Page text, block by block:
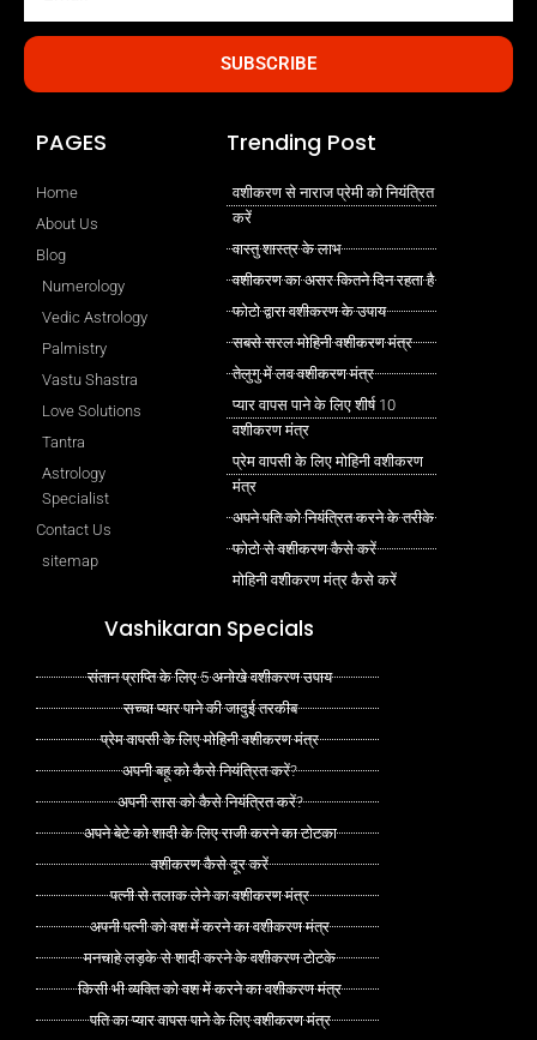
SUBSCRIBE
PAGES
Home
About Us
Blog
Numerology
Vedic Astrology
Palmistry
Vastu Shastra
Love Solutions
Tantra
Astrology
Specialist
Contact Us
sitemap
Trending Post
वशीकरण से नाराज प्रेमी को नियंत्रित
करें
वास्तु शास्त्र के लाभ
वशीकरण का असर कितने दिन रहता है
फोटो द्वारा वशीकरण के उपाय
सबसे सरल मोहिनी वशीकरण मंत्र
तेलुगु में लव वशीकरण मंत्र
प्यार वापस पाने के लिए शीर्ष 10
वशीकरण मंत्र
प्रेम वापसी के लिए मोहिनी वशीकरण
मंत्र
अपने पति को नियंत्रित करने के तरीके
फोटो से वशीकरण कैसे करें
मोहिनी वशीकरण मंत्र कैसे करें
Vashikaran Specials
संतान प्राप्ति के लिए 5 अनोखे वशीकरण उपाय
सच्चा प्यार पाने की जादुई तरकीब
प्रेम वापसी के लिए मोहिनी वशीकरण मंत्र
अपनी बहू को कैसे नियंत्रित करें?
अपनी सास को कैसे नियंत्रित करें?
अपने बेटे को शादी के लिए राजी करने का टोटका
वशीकरण कैसे दूर करें
पत्नी से तलाक लेने का वशीकरण मंत्र
अपनी पत्नी को वश में करने का वशीकरण मंत्र
मनचाहे लड़के से शादी करने के वशीकरण टोटके
किसी भी व्यक्ति को वश में करने का वशीकरण मंत्र
पति का प्यार वापस पाने के लिए वशीकरण मंत्र